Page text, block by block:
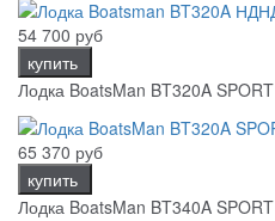
54 700 руб
купить
Лодка BoatsMan BT320A SPORT
65 370 руб
купить
Лодка BoatsMan BT340A SPORT